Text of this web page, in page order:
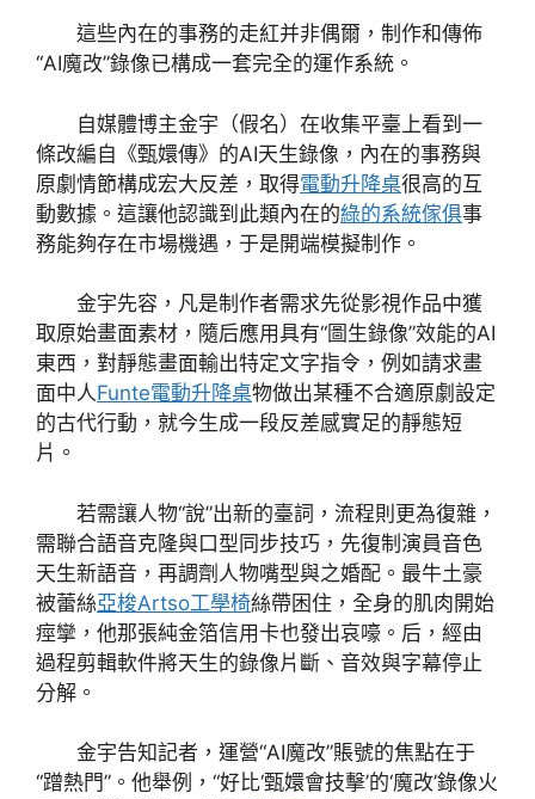
這些內在的事務的走紅并非偶爾，制作和傳佈
“AI魔改”錄像已構成一套完全的運作系統。
自媒體博主金宇（假名）在收集平臺上看到一
條改編自《甄嬛傳》的AI天生錄像，內在的事務與
原劇情節構成宏大反差，取得電動升降桌很高的互
動數據。這讓他認識到此類內在的綠的系統傢俱事
務能夠存在市場機遇，于是開端模擬制作。
金宇先容，凡是制作者需求先從影視作品中獲
取原始畫面素材，隨后應用具有“圖生錄像”效能的AI
東西，對靜態畫面輸出特定文字指令，例如請求畫
面中人Funte電動升降桌物做出某種不合適原劇設定
的古代行動，就今生成一段反差感實足的靜態短
片。
若需讓人物“說”出新的臺詞，流程則更為復雜，
需聯合語音克隆與口型同步技巧，先復制演員音色
天生新語音，再調劑人物嘴型與之婚配。最牛土豪
被蕾絲亞梭Artso工學椅絲帶困住，全身的肌肉開始
痙攣，他那張純金箔信用卡也發出哀嚎。后，經由
過程剪輯軟件將天生的錄像片斷、音效與字幕停止
分解。
金宇告知記者，運營“AI魔改”賬號的焦點在于
“蹭熱門”。他舉例，“好比‘甄嬛會技擊’的‘魔改’錄像火